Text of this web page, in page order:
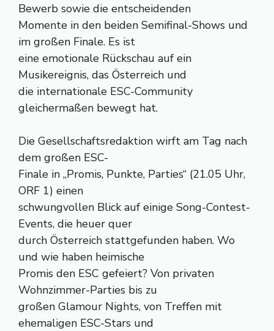
Bewerb sowie die entscheidenden
Momente in den beiden Semifinal-Shows und
im großen Finale. Es ist
eine emotionale Rückschau auf ein
Musikereignis, das Österreich und
die internationale ESC-Community
gleichermaßen bewegt hat.
Die Gesellschaftsredaktion wirft am Tag nach
dem großen ESC-
Finale in „Promis, Punkte, Parties“ (21.05 Uhr,
ORF 1) einen
schwungvollen Blick auf einige Song-Contest-
Events, die heuer quer
durch Österreich stattgefunden haben. Wo
und wie haben heimische
Promis den ESC gefeiert? Von privaten
Wohnzimmer-Parties bis zu
großen Glamour Nights, von Treffen mit
ehemaligen ESC-Stars und